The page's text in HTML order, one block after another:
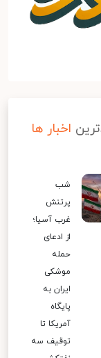
اخبار ها
شب
پرتنش
غرب آسیا؛
از ادعای
حمله
موشکی
ایران به
پایگاه
آمریکا تا
توقیف سه